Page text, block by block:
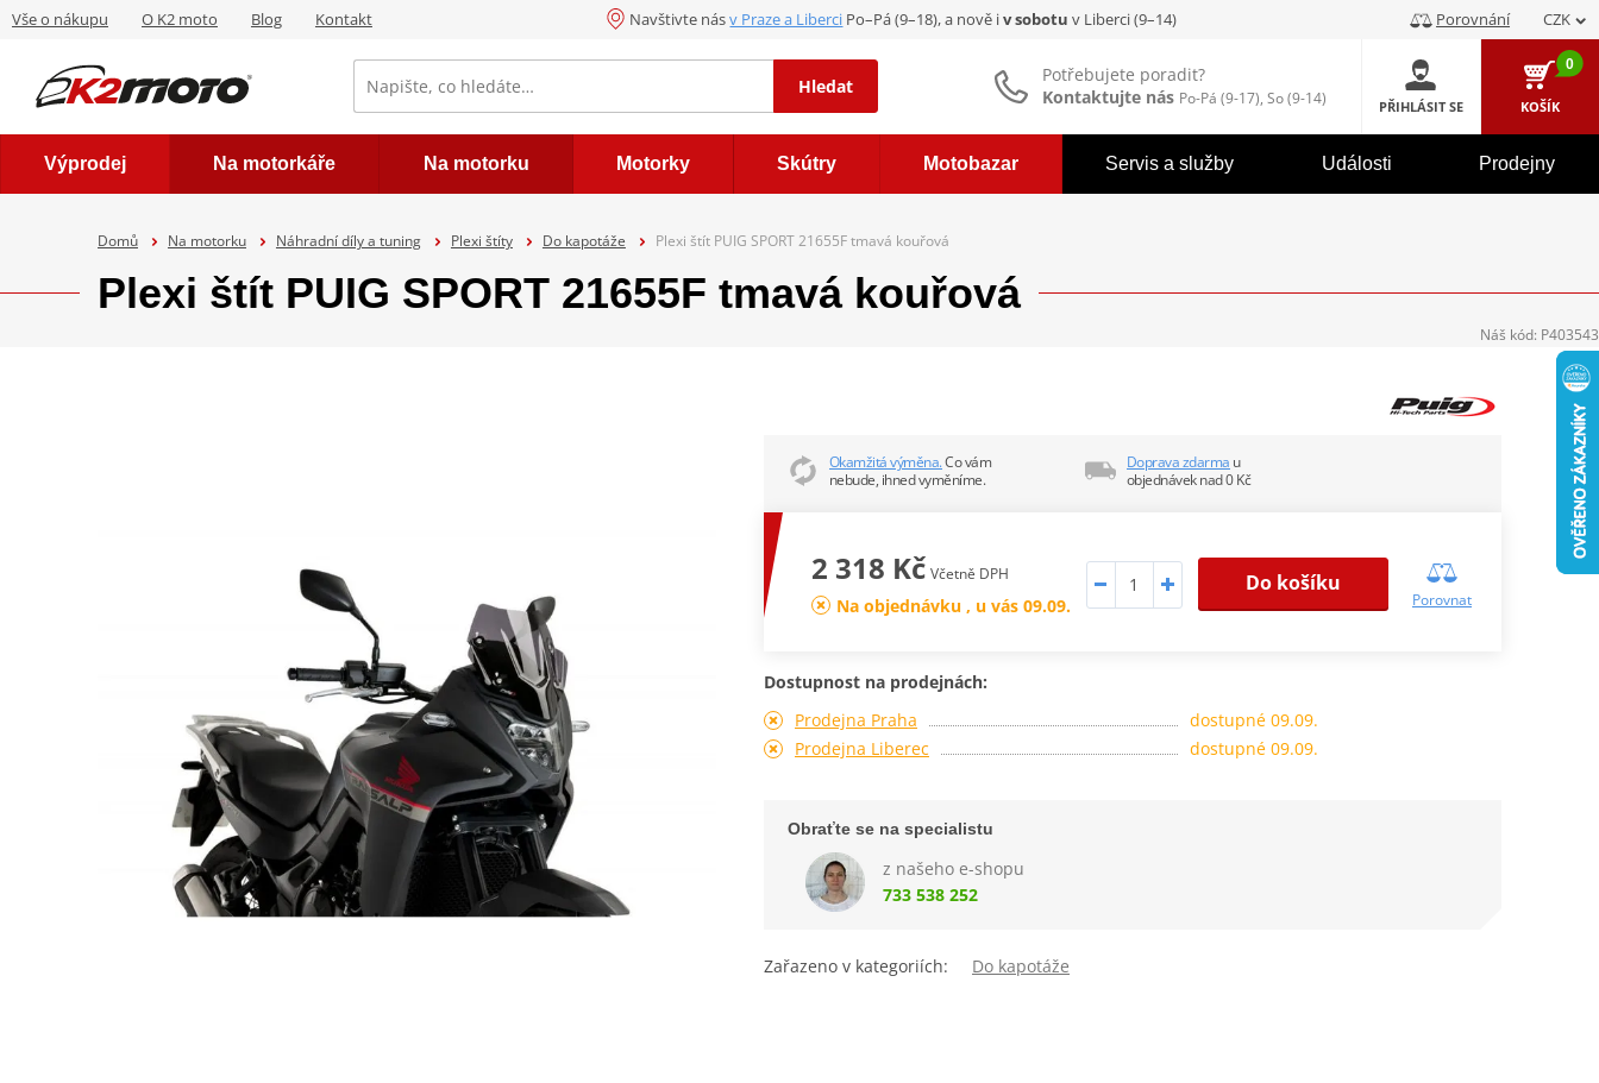
Vše o nákupu O K2 moto Blog Kontakt Navštivte násv Praze a Liberci Po–Pá (9–18), a nově iv sobotu v Liberci (9–14) Porovnání CZK
Hledat
Potřebujete poradit?
Kontaktujte nás Po-Pá (9-17), So (9-14) PŘIHLÁSIT SE
0
KOŠÍK
Výprodej Na motorkáře Na motorku Motorky Skútry Motobazar Servis a služby Události Prodejny
Domů Na motorku Náhradní díly a tuning Plexi štíty Do kapotáže Plexi štít PUIG SPORT 21655F tmavá kouřová
Plexi štít PUIG SPORT 21655F tmavá kouřová
Okamžitá výměna.Co vám
nebude, ihned vyměníme.
Doprava zdarma u
objednávek nad 0 Kč
2 318 Kč Včetně DPH
Na objednávku , u vás 09.09.
Do košíku
Porovnat
Dostupnost na prodejnách:
Prodejna Praha
dostupné 09.09.
Prodejna Liberec
dostupné 09.09.
Obraťte se na specialistu
z našeho e-shopu
733 538 252
Zařazeno v kategoriích: Do kapotáže
Náš kód: P403543